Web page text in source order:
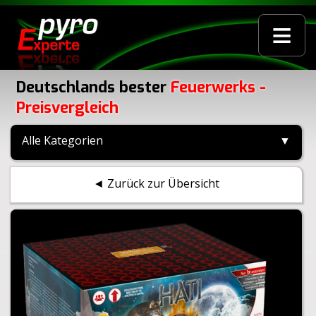
≡
Deutschlands bester Feuerwerks -
Preisvergleich
Alle Kategorien ▼
◄ Zurück zur Übersicht